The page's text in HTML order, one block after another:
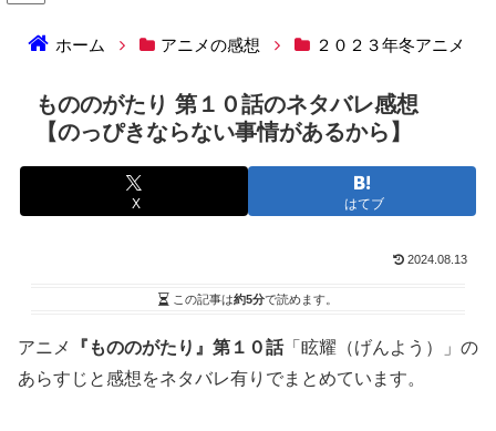
ホーム アニメの感想 ２０２３年冬アニメ
もののがたり 第１０話のネタバレ感想
【のっぴきならない事情があるから】
X はてブ
2024.08.13
この記事は約5分で読めます。
アニメ 『もののがたり』第１０話「眩耀（げんよう）」の
あらすじと感想をネタバレ有りでまとめています。